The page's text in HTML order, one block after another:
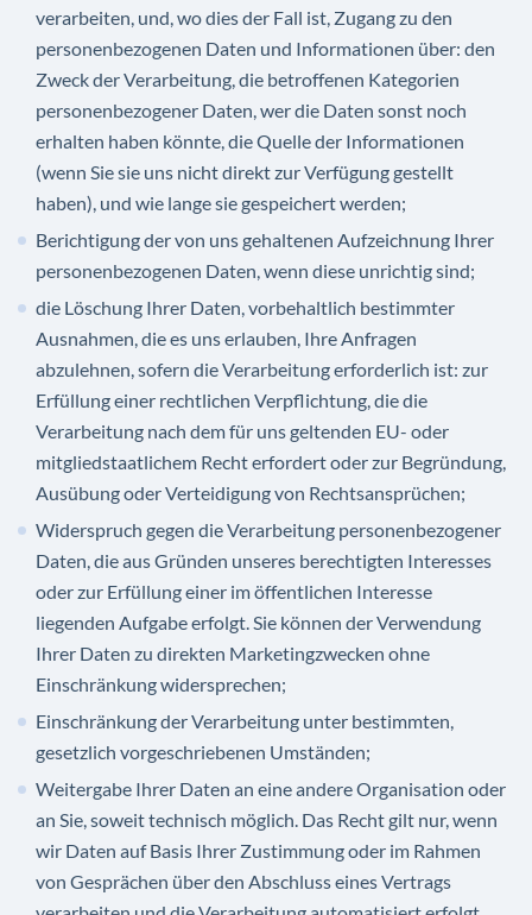
verarbeiten, und, wo dies der Fall ist, Zugang zu den
personenbezogenen Daten und Informationen über: den
Zweck der Verarbeitung, die betroffenen Kategorien
personenbezogener Daten, wer die Daten sonst noch
erhalten haben könnte, die Quelle der Informationen
(wenn Sie sie uns nicht direkt zur Verfügung gestellt
haben), und wie lange sie gespeichert werden;
Berichtigung der von uns gehaltenen Aufzeichnung Ihrer
personenbezogenen Daten, wenn diese unrichtig sind;
die Löschung Ihrer Daten, vorbehaltlich bestimmter
Ausnahmen, die es uns erlauben, Ihre Anfragen
abzulehnen, sofern die Verarbeitung erforderlich ist: zur
Erfüllung einer rechtlichen Verpflichtung, die die
Verarbeitung nach dem für uns geltenden EU- oder
mitgliedstaatlichem Recht erfordert oder zur Begründung,
Ausübung oder Verteidigung von Rechtsansprüchen;
Widerspruch gegen die Verarbeitung personenbezogener
Daten, die aus Gründen unseres berechtigten Interesses
oder zur Erfüllung einer im öffentlichen Interesse
liegenden Aufgabe erfolgt. Sie können der Verwendung
Ihrer Daten zu direkten Marketingzwecken ohne
Einschränkung widersprechen;
Einschränkung der Verarbeitung unter bestimmten,
gesetzlich vorgeschriebenen Umständen;
Weitergabe Ihrer Daten an eine andere Organisation oder
an Sie, soweit technisch möglich. Das Recht gilt nur, wenn
wir Daten auf Basis Ihrer Zustimmung oder im Rahmen
von Gesprächen über den Abschluss eines Vertrags